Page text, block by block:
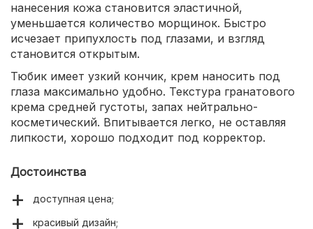
нанесения кожа становится эластичной,
уменьшается количество морщинок. Быстро
исчезает припухлость под глазами, и взгляд
становится открытым.
Тюбик имеет узкий кончик, крем наносить под
глаза максимально удобно. Текстура гранатового
крема средней густоты, запах нейтрально-
косметический. Впитывается легко, не оставляя
липкости, хорошо подходит под корректор.
Достоинства
доступная цена;
красивый дизайн;